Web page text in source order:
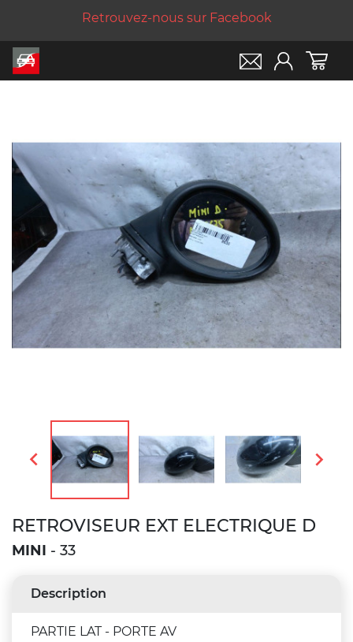
Retrouvez-nous sur Facebook
 
RETROVISEUR EXT ELECTRIQUE D
MINI - 33
Description
PARTIE LAT - PORTE AV